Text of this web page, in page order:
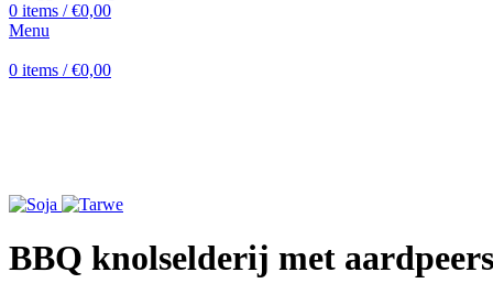
0 items / €0,00
Menu
0 items / €0,00
BBQ knolselderij met